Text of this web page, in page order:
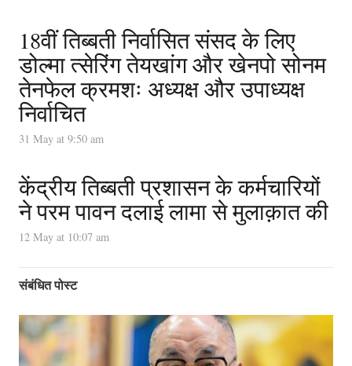
18वीं तिब्बती निर्वासित संसद के लिए
डोल्मा त्सेरिंग तेयखांग और खेनपो सोनम
तेनफेल क्रमशः अध्यक्ष और उपाध्यक्ष
निर्वाचित
31 May at 9:50 am
केंद्रीय तिब्बती प्रशासन के कर्मचारियों
ने परम पावन दलाई लामा से मुलाक़ात की
12 May at 10:07 am
संबंधित पोस्ट